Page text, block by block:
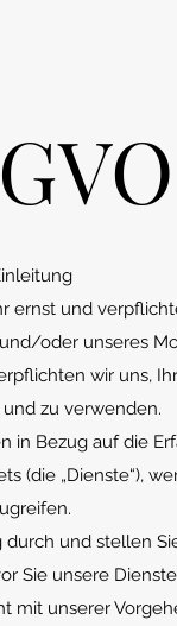
und
oder unseres
wir uns,
zu verwenden.
in Bezug auf die
(die „Dienste“),
und stellen
Sie unsere
unserer